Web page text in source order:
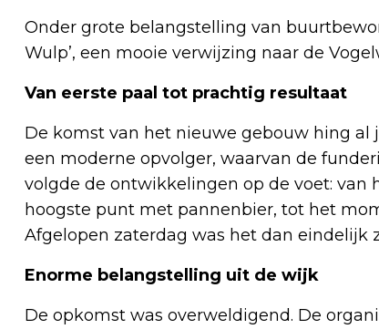
Onder grote belangstelling van
Wulp’, een mooie verwijzing naar de
Van eerste paal tot prachtig resultaat
De komst van het nieuwe gebouw hing al
een moderne opvolger, waarvan de
volgde de ontwikkelingen op de voet: van
hoogste punt met pannenbier, tot het
Afgelopen zaterdag was het dan eindelijk
Enorme belangstelling uit de wijk
De opkomst was overweldigend. De